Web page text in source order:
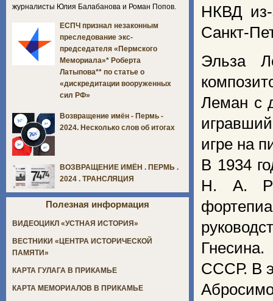
НКВД из-
Санкт-
Эльза
Леман с
игре на
В 1934
Н. А.
СССР. В
журналисты Юлия Балабанова и Роман Попов.
ЕСПЧ признал незаконным
преследование экс-
председателя «Пермского
Мемориала»* Роберта
Латыпова** по статье о
«дискредитации вооруженных
сил РФ»
Возвращение имён - Пермь -
2024. Несколько слов об итогах
ВОЗВРАЩЕНИЕ ИМЁН . ПЕРМЬ .
2024 . ТРАНСЛЯЦИЯ
Полезная информация
ВИДЕОЦИКЛ «УСТНАЯ ИСТОРИЯ»
ВЕСТНИКИ «ЦЕНТРА ИСТОРИЧЕСКОЙ
ПАМЯТИ»
КАРТА ГУЛАГА В ПРИКАМЬЕ
КАРТА МЕМОРИАЛОВ В ПРИКАМЬЕ